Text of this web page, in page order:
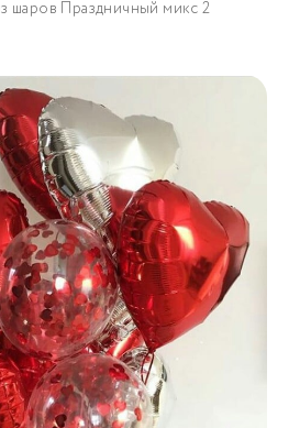
шаров Праздничный микс 2